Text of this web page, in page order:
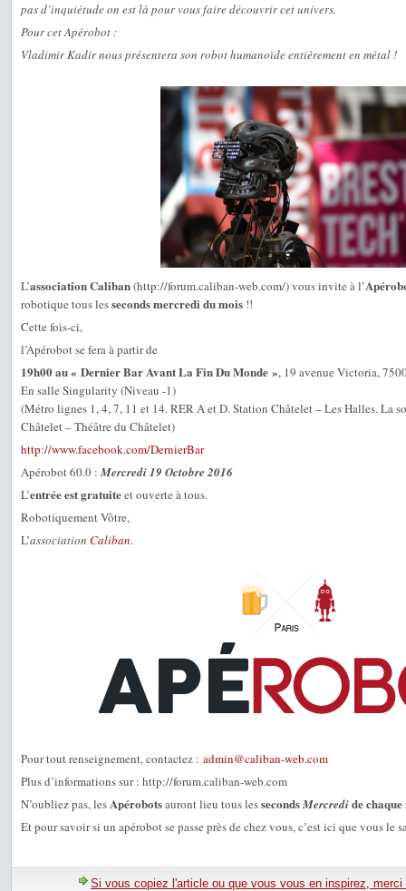
pas d’inquiétude on est là pour vous faire découvrir cet univers.
Pour cet Apérobot :
Vladimir Kadir nous présentera son robot humanoïde entièrement en métal !
L’association Caliban(http://forum.caliban-web.com/) vous invite à l’
robotique tous lesseconds mercredi du mois !!
Cette fois-ci,
l’Apérobot se fera à partir de
19h00 au « Dernier Bar Avant La Fin Du Monde », 19 avenue Victoria,
En salle Singularity (Niveau -1)
(Métro lignes 1, 4, 7, 11 et 14. RER A et D. Station Châtelet – Les Halles. La
Châtelet – Théâtre du Châtelet)
http://www.facebook.com/DernierBar
Apérobot 60.0 :Mercredi 19 Octobre 2016
L’entrée est gratuiteet ouverte à tous.
Robotiquement Vôtre,
L’association Caliban.
Pour tout renseignement, contactez : admin@caliban-web.com
Plus d’informations sur : http://forum.caliban-web.com
N’oubliez pas, lesApérobotsauront lieu tous lessecondsMercredide
Et pour savoir si un apérobot se passe près de chez vous, c’est ici que vous le
Si vous copiez l'article ou que vous vous en inspirez,